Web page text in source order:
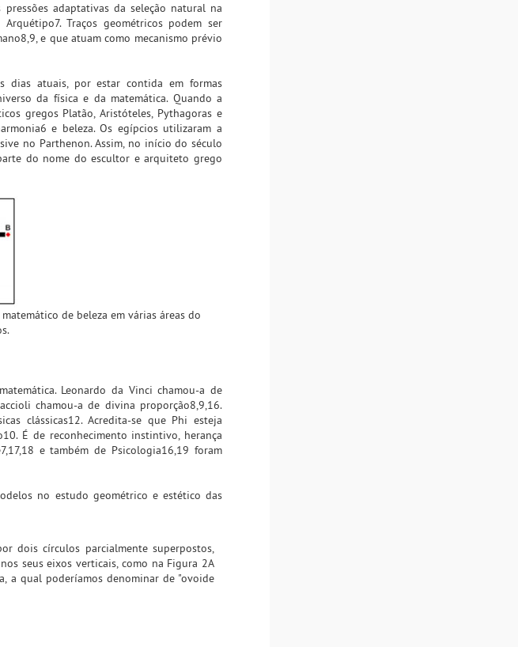
adaptativas da seleção natural na
Traços geométricos podem ser
e que atuam como mecanismo prévio
dias atuais, por estar contida em formas
da física e da matemática. Quando a
gregos Platão, Aristóteles, Pythagoras e
e beleza. Os egípcios utilizaram a
no Parthenon. Assim, no início do século
do nome do escultor e arquiteto grego
de beleza em várias áreas do
Leonardo da Vinci chamou-a de
chamou-a de divina proporção8,9,16.
clássicas12. Acredita-se que Phi esteja
É de reconhecimento instintivo, herança
e também de Psicologia16,19 foram
no estudo geométrico e estético das
dois círculos parcialmente superpostos,
seus eixos verticais, como na Figura 2A
a qual poderíamos denominar de "ovoide